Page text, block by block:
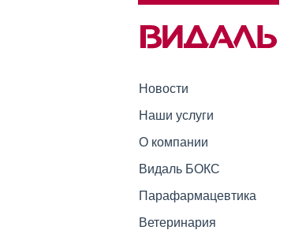
Новости
Наши услуги
О компании
Видаль БОКС
Парафармацевтика
Ветеринария